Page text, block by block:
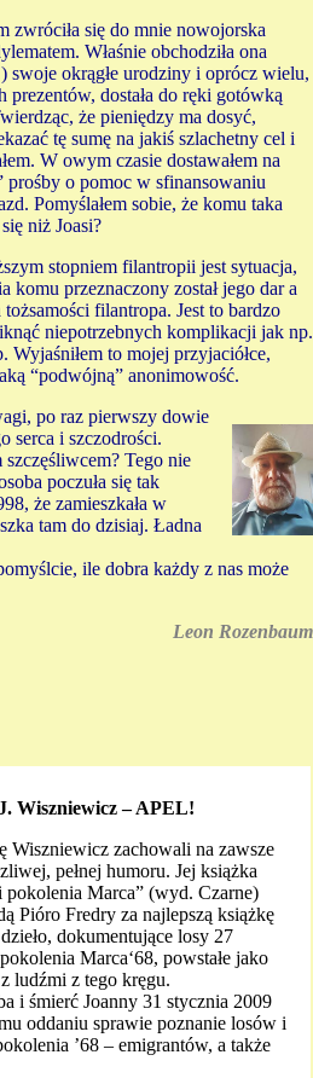
zwróciła się do mnie nowojorska
Właśnie obchodziła ona
okrągłe urodziny i oprócz wielu,
dostała do ręki gotówką
że pieniędzy ma dosyć,
tę sumę na jakiś szlachetny cel i
W owym czasie dostawałem na
prośby o pomoc w sfinansowaniu
Pomyślałem sobie, że komu taka
niż Joasi?
stopniem filantropii jest sytuacja,
komu przeznaczony został jego dar a
filantropa. Jest to bardzo
niepotrzebnych komplikacji jak np.
to mojej przyjaciółce,
“podwójną” anonimowość.
po raz pierwszy dowie
serca i szczodrości.
Tego nie
poczuła się tak
że zamieszkała w
tam do dzisiaj. Ładna
ile dobra każdy z nas może
Leon Rozenbaum
Wiszniewicz – APEL!
Wiszniewicz zachowali na zawsze
pełnej humoru. Jej książka
pokolenia Marca” (wyd. Czarne)
Pióro Fredry za najlepszą książkę
dokumentujące losy 27
Marca‘68, powstałe jako
ludźmi z tego kręgu.
i śmierć Joanny 31 stycznia 2009
oddaniu sprawie poznanie losów i
’68 – emigrantów, a także